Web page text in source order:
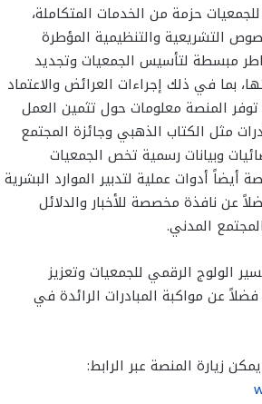
حزمة من الخدمات المتكاملة،
التشريعية والتنظيمية المؤطرة
مبسطة لتأسيس الجمعيات وتجديد
بما في ذلك إجراءات العرائض والاعتماد
المنصة معلومات حول تثمين العمل
مثل الكتاب الذهبي وجائزة المجتمع
وبيانات رسمية تخص الجمعيات
أدوات عملية لتدبير الموارد البشرية
عن نافذة مخصصة للأخبار والدلائل
المدني.
الولوج الرقمي للجمعيات وتعزيز
فضلاً عن مواكبة المبادرات الرائدة في
زيارة المنصة عبر الرابط: